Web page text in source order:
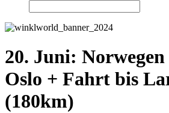
20. Juni:
Oslo + Fahrt bis
(180km)